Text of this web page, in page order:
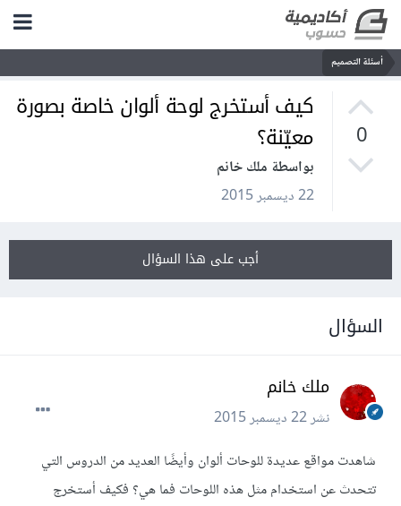
أسئلة التصميم
0
كيف أستخرج لوحة ألوان خاصة بصورة
معيّنة؟
بواسطة ملك خانم
22 ديسمبر 2015
أجب على هذا السؤال
السؤال
ملك خانم
نشر22 ديسمبر 2015
شاهدت مواقع عديدة للوحات ألوان وأيضًا العديد من الدروس التي
تتحدث عن استخدام مثل هذه اللوحات فما هي؟ فكيف أستخرج